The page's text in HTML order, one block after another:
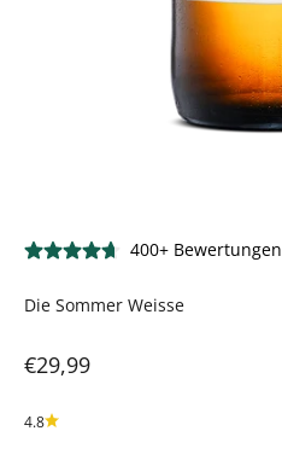
400+ Bewertungen
Die Sommer Weisse
Angebot
€29,99
4.8